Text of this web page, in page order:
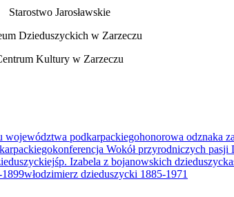
Starostwo Jarosławskie
Dzieduszyckich w Zarzeczu
Kultury w Zarzeczu
województwa podkarpackiegohonorowa odznaka
konferencja Wokół przyrodniczych pasji
śp. Izabela z bojanowskich dzieduszycka
włodzimierz dzieduszycki 1885-1971